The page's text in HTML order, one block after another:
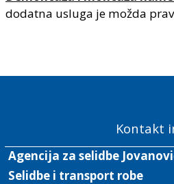
dodatna usluga je možda
Kontakt
Agencija za selidbe
Selidbe i transport robe